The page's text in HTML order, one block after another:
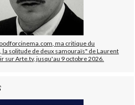
ma critique du
solitude de deux samouraïs" de Laurent
sur Arte.tv, jusqu'au 9 octobre 2026.